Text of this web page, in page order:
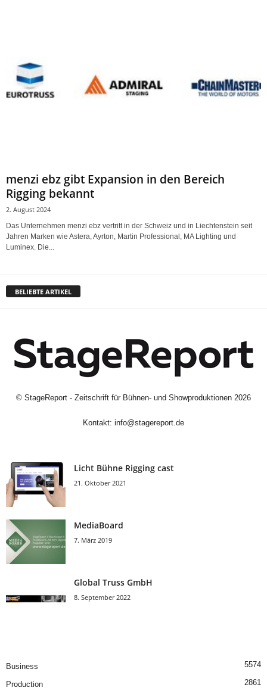
menzi ebz gibt Expansion in den Bereich
Rigging bekannt
2. August 2024
Das Unternehmen menzi ebz vertritt in der Schweiz und in Liechtenstein seit
Jahren Marken wie Astera, Ayrton, Martin Professional, MA Lighting und
Luminex. Die...
BELIEBTE ARTIKEL
© StageReport - Zeitschrift für Bühnen- und Showproduktionen 2026
Kontakt: info@stagereport.de
Licht Bühne Rigging cast
21. Oktober 2021
MediaBoard
7. März 2019
Global Truss GmbH
8. September 2022
Business 5574
Production
2861